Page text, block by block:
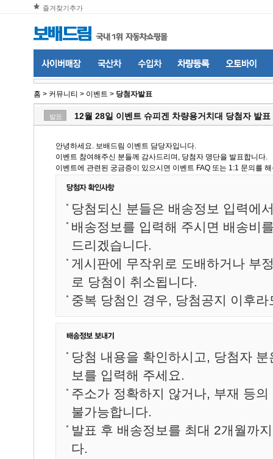
즐겨찾기추가
홈 > 커뮤니티 > 이벤트 > 당첨자발표
발표 12월 28일 이벤트 슈피겐 차량용거치대 당첨자 발표
안녕하세요. 보배드림 이벤트 담당자입니다.
이벤트 참여해주신 분들께 감사드리며, 당첨자 명단을 발표합니다.
이벤트에 관련된 궁금증이 있으시면 이벤트 FAQ 또는 1:1 문의를
당첨되신 분들은 배송정보 입력에
배송정보를 입력해 주시면 배송비
드리겠습니다.
게시판에 무작위로 도배하거나 부
로 당첨이 취소됩니다.
중복 당첨인 경우, 당첨공지 이후
당첨 내용을 확인하시고, 당첨자
보를 입력해 주세요.
주소가 정확하지 않거나, 부재 등
불가능합니다.
발표 후 배송정보를 최대 2개월까
다.